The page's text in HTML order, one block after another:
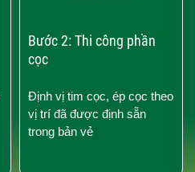
Bước 2: Thi công phần
cọc
Định vị tim cọc, ép cọc theo
vị trí đã được định sẵn
trong bản vẻ
›